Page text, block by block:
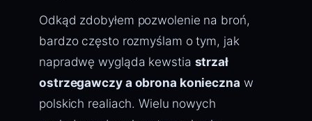
Odkąd zdobyłem pozwolenie na broń,
bardzo często rozmyślam o tym, jak
napradwę wygląda kewstia strzał
ostrzegawczy a obrona konieczna w
polskich realiach. Wielu nowych